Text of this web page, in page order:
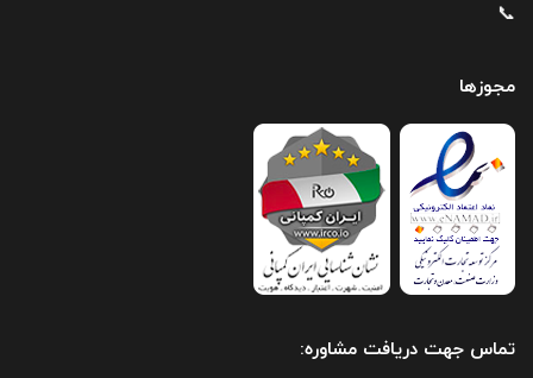
📞
مجوزها
تماس جهت دریافت مشاوره: